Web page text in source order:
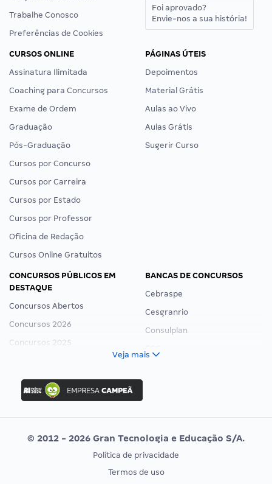
Trabalhe Conosco
Preferências de Cookies
Foi aprovado?
Envie-nos a sua história!
CURSOS ONLINE
Assinatura Ilimitada
Coaching para Concursos
Exame de Ordem
Graduação
Pós-Graduação
Cursos por Concurso
Cursos por Carreira
Cursos por Estado
Cursos por Professor
Oficina de Redação
Cursos Online Gratuitos
PÁGINAS ÚTEIS
Depoimentos
Material Grátis
Aulas ao Vivo
Aulas Grátis
Sugerir Curso
CONCURSOS PÚBLICOS EM
DESTAQUE
Concursos Abertos
Concursos 2026
Concursos 2025
Concurso Ibama
Concurso MPU
Editais publicados
BANCAS DE CONCURSOS
Cebraspe
Cesgranrio
Consulplan
Vunesp
CONCURSOS POR PROFISSÃO
EXAME DE ORDEM
Veja mais
© 2012 - 2026 Gran Tecnologia e Educação S/A.
Política de privacidade
Termos de uso